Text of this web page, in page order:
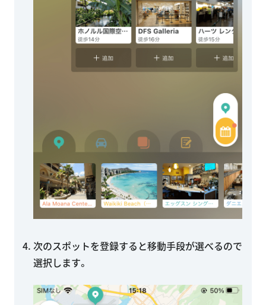
次のスポットを登録すると移動手段が選べるので
選択します。